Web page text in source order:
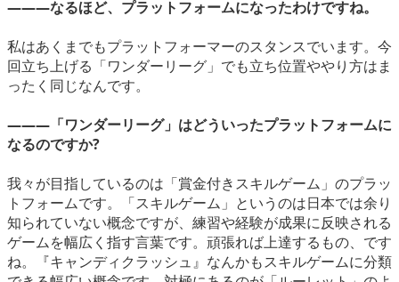
―――なるほど、プラットフォームになったわけですね。
私はあくまでもプラットフォーマーのスタンスでいます。今
回立ち上げる「ワンダーリーグ」でも立ち位置ややり方はま
ったく同じなんです。
―――「ワンダーリーグ」はどういったプラットフォームに
なるのですか?
我々が目指しているのは「賞金付きスキルゲーム」のプラッ
トフォームです。「スキルゲーム」というのは日本では余り
知られていない概念ですが、練習や経験が成果に反映される
ゲームを幅広く指す言葉です。頑張れば上達するもの、です
ね。『キャンディクラッシュ』なんかもスキルゲームに分類